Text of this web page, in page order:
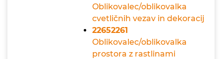
Oblikovalec/oblikovalka
cvetličnih vezav in dekoracij
22652261
Oblikovalec/oblikovalka
prostora z rastlinami